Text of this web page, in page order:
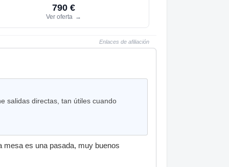
790 €
Ver oferta →
Enlaces de afiliación
salidas directas, tan útiles cuando
mesa es una pasada, muy buenos